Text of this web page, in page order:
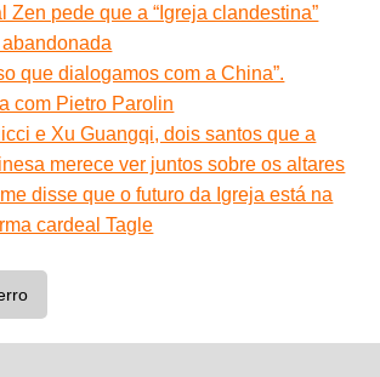
Zen pede que a “Igreja clandestina”
que dialogamos com a China”.
com Pietro Parolin
e Xu Guangqi, dois santos que a
merece ver juntos sobre os altares
disse que o futuro da Igreja está na
cardeal Tagle